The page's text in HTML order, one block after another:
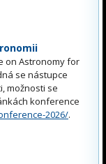
on Astronomy for
se nástupce
možnosti se
konference
2026/.